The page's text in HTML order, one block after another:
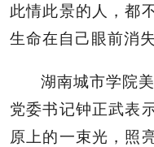
此情此景的人，都
生命在自己眼前消
湖南城市学院
党委书记钟正武表
原上的一束光，照